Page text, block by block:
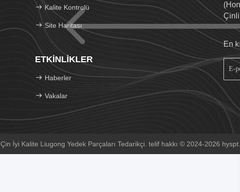
Kalite Kontrolü
Site Haritası
ETKINLIKLER
Haberler
Vakalar
En
Çin İyi Kalite Liugong Yedek Parçaları Tedarikçi. telif hakkı © 2024-2026